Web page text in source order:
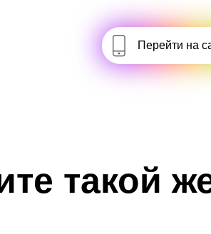
Перейти на
такой